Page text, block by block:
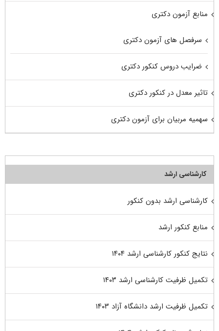
منابع آزمون دکتری
سرفصل های آزمون دکتری
ضرایب دروس کنکور دکتری
تاثیر معدل در کنکور دکتری
سهمیه مربیان برای آزمون دکتری
کارشناسی ارشد
کارشناسی ارشد بدون کنکور
منابع کنکور ارشد
نتایج کنکور کارشناسی ارشد ۱۴۰۴
تکمیل ظرفیت کارشناسی ارشد ۱۴۰۳
تکمیل ظرفیت ارشد دانشگاه آزاد ۱۴۰۳